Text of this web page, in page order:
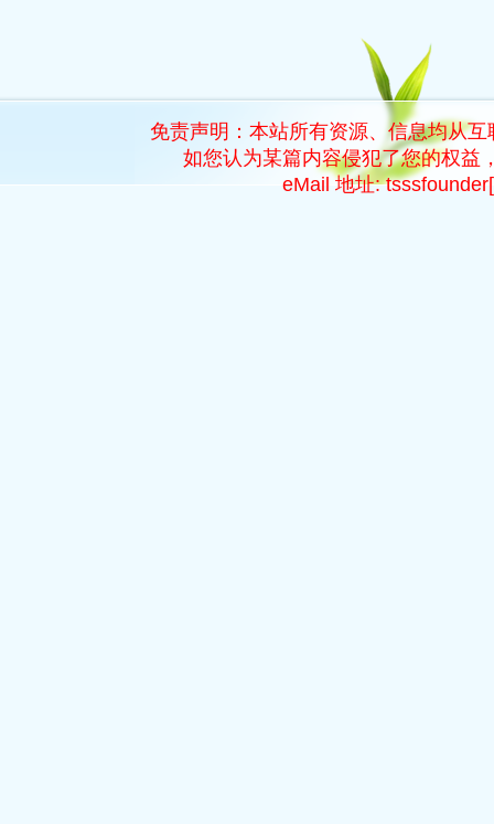
免责声明：本站所有资源、信息均从
如您认为某篇内容侵犯了您的权益
eMail 地址: